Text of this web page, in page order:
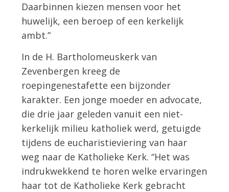
Daarbinnen kiezen mensen voor het
huwelijk, een beroep of een kerkelijk
ambt.”
In de H. Bartholomeuskerk van
Zevenbergen kreeg de
roepingenestafette een bijzonder
karakter. Een jonge moeder en advocate,
die drie jaar geleden vanuit een niet-
kerkelijk milieu katholiek werd, getuigde
tijdens de eucharistieviering van haar
weg naar de Katholieke Kerk. “Het was
indrukwekkend te horen welke ervaringen
haar tot de Katholieke Kerk gebracht